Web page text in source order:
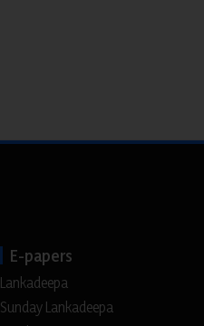
E-papers
Lankadeepa
Sunday Lankadeepa